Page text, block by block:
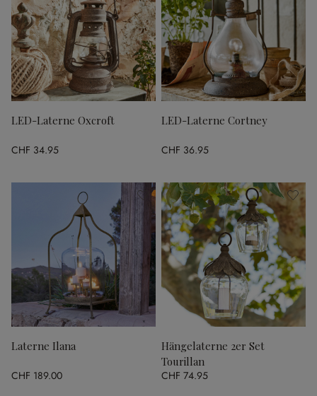
LED-Laterne Oxcroft
CHF 34.95
LED-Laterne Cortney
CHF 36.95
Laterne Ilana
CHF 189.00
Hängelaterne 2er Set
Tourillan
CHF 74.95